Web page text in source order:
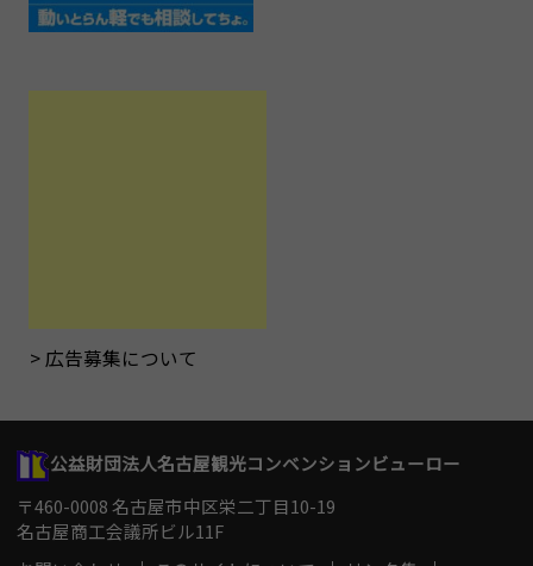
広告募集について
公益財団法人名古屋観光コンベンションビューロー
〒460-0008 名古屋市中区栄二丁目10-19
名古屋商工会議所ビル11F